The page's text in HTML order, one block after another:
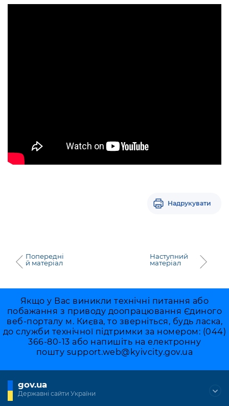
Надрукувати
Попередні
й матеріал
Наступний
матеріал
Якщо у Вас виникли технічні питання або
побажання з приводу доопрацювання Єдиного
веб-порталу м. Києва, то зверніться, будь ласка,
до служби технічної підтримки за номером: (044)
366-80-13 або напишіть на електронну
пошту support.web@kyivcity.gov.ua
gov.ua
Державні сайти України